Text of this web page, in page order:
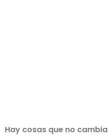
Hay cosas que no